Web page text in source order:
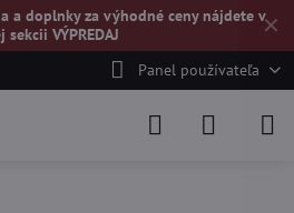
✕
a doplnky za výhodné ceny nájdete v
sekcii VÝPREDAJ
Panel používateľa